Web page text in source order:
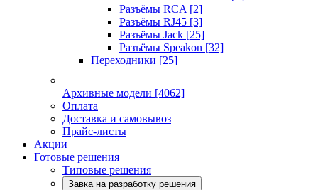
Разъёмы RCA [2]
Разъёмы RJ45 [3]
Разъёмы Jack [25]
Разъёмы Speakon [32]
Переходники [25]
Архивные модели [4062]
Оплата
Доставка и самовывоз
Прайс-листы
Акции
Готовые решения
Типовые решения
Завка на разработку решения